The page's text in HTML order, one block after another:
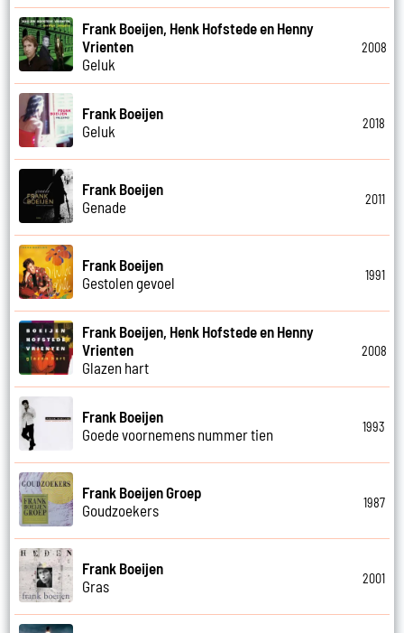
Frank Boeijen, Henk Hofstede en Henny
Vrienten
Geluk
2008
Frank Boeijen
Geluk
2018
Frank Boeijen
Genade
2011
Frank Boeijen
Gestolen gevoel
1991
Frank Boeijen, Henk Hofstede en Henny
Vrienten
Glazen hart
2008
Frank Boeijen
Goede voornemens nummer tien
1993
Frank Boeijen Groep
Goudzoekers
1987
Frank Boeijen
Gras
2001